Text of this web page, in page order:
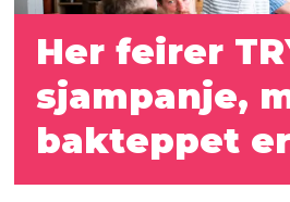
Her feirer
sjampanje,
bakteppet